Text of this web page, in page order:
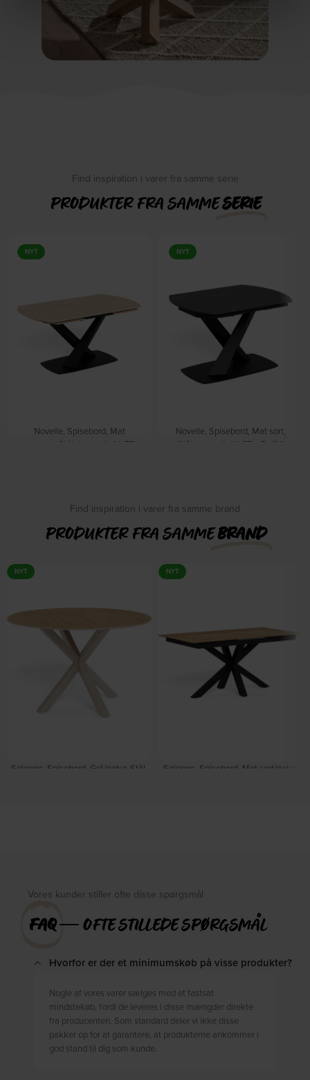
Find inspiration i varer fra samme serie
PRODUKTER FRA SAMMESERIE
NYT
Novelle, Spisebord, Mat
sort/natur, Stål, keramik (H: 77 x
NYT
Novelle, Spisebord, Mat sort,
Stål, keramik (H: 77 x B: 180
Find inspiration i varer fra samme brand
PRODUKTER FRA SAMMEBRAND
NYT
Solenne, Spisebord, Grå/natur, Stål,
NYT
Solenne, Spisebord, Mat sort/natur,
Vores kunder stiller ofte disse spørgsmål
FAQ― OFTE STILLEDE SPØRGSMÅL
Hvorfor er der et minimumskøb på visse produkter?
Nogle af vores varer sælges med et fastsat
mindstekøb, fordi de leveres i disse mængder direkte
fra producenten. Som standard deler vi ikke disse
pakker op for at garantere, at produkterne ankommer i
god stand til dig som kunde.